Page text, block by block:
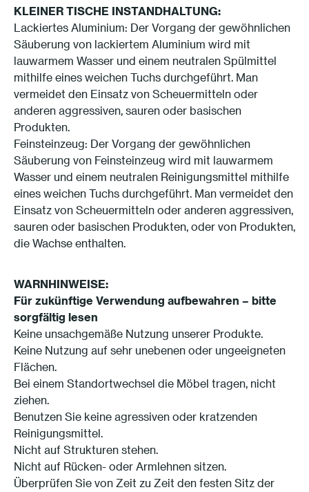
KLEINER TISCHE INSTANDHALTUNG:
Lackiertes Aluminium: Der Vorgang der gewöhnlichen
Säuberung von lackiertem Aluminium wird mit
lauwarmem Wasser und einem neutralen Spülmittel
mithilfe eines weichen Tuchs durchgeführt. Man
vermeidet den Einsatz von Scheuermitteln oder
anderen aggressiven, sauren oder basischen
Produkten.
Feinsteinzeug: Der Vorgang der gewöhnlichen
Säuberung von Feinsteinzeug wird mit lauwarmem
Wasser und einem neutralen Reinigungsmittel mithilfe
eines weichen Tuchs durchgeführt. Man vermeidet den
Einsatz von Scheuermitteln oder anderen aggressiven,
sauren oder basischen Produkten, oder von Produkten,
die Wachse enthalten.
WARNHINWEISE:
Für zukünftige Verwendung aufbewahren – bitte
sorgfältig lesen
Keine unsachgemäße Nutzung unserer Produkte.
Keine Nutzung auf sehr unebenen oder ungeeigneten
Flächen.
Bei einem Standortwechsel die Möbel tragen, nicht
ziehen.
Benutzen Sie keine agressiven oder kratzenden
Reinigungsmittel.
Nicht auf Strukturen stehen.
Nicht auf Rücken- oder Armlehnen sitzen.
Überprüfen Sie von Zeit zu Zeit den festen Sitz der